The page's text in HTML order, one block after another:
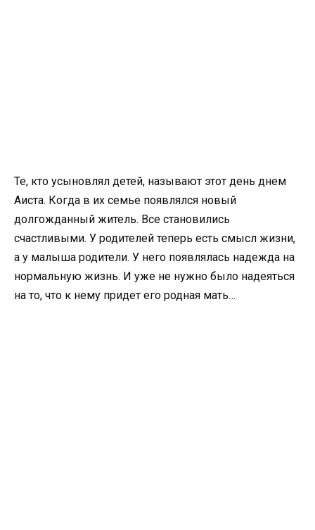
Те, кто усыновлял детей, называют этот день днем
Аиста. Когда в их семье появлялся новый
долгожданный житель. Все становились
счастливыми. У родителей теперь есть смысл жизни,
а у малыша родители. У него появлялась надежда на
нормальную жизнь. И уже не нужно было надеяться
на то, что к нему придет его родная мать…